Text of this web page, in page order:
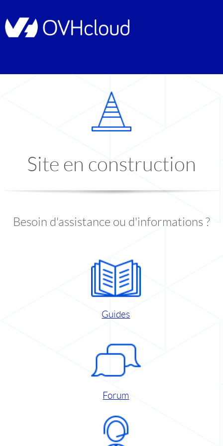
Site en construction
Besoin d'assistance ou d'informations ?
Guides
Forum